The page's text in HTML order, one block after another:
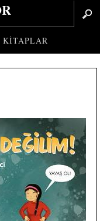
KITAPLAR